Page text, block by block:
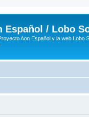
Español / Lobo
Aon Español y la web Lobo